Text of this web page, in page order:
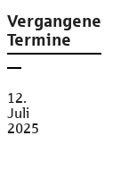
Vergangene
Termine
12.
Juli
2025